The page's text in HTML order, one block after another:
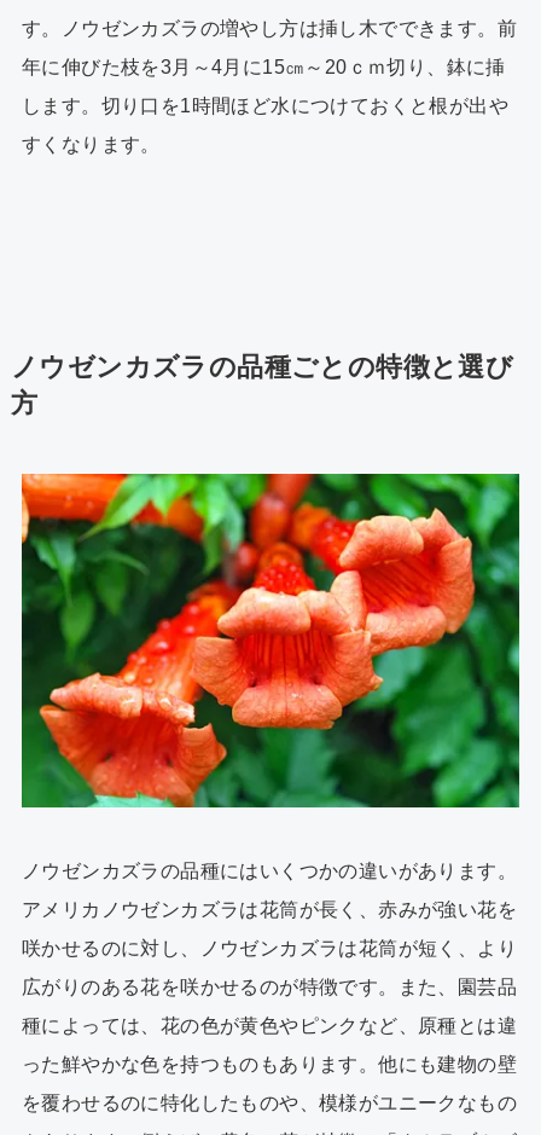
す。ノウゼンカズラの増やし方は挿し木でできます。前
年に伸びた枝を3月～4月に15㎝～20ｃｍ切り、鉢に挿
します。切り口を1時間ほど水につけておくと根が出や
すくなります。
ノウゼンカズラの品種ごとの特徴と選び
方
ノウゼンカズラの品種にはいくつかの違いがあります。
アメリカノウゼンカズラは花筒が長く、赤みが強い花を
咲かせるのに対し、ノウゼンカズラは花筒が短く、より
広がりのある花を咲かせるのが特徴です。また、園芸品
種によっては、花の色が黄色やピンクなど、原種とは違
った鮮やかな色を持つものもあります。他にも建物の壁
を覆わせるのに特化したものや、模様がユニークなもの